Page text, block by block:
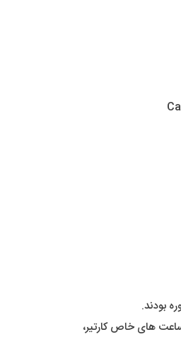
بودند.
ساعت های خاص کارتیر،